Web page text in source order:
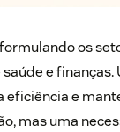
os
e
eficiência e
mas uma